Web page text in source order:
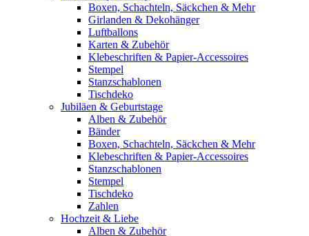
Boxen, Schachteln, Säckchen & Mehr
Girlanden & Dekohänger
Luftballons
Karten & Zubehör
Klebeschriften & Papier-Accessoires
Stempel
Stanzschablonen
Tischdeko
Jubiläen & Geburtstage
Alben & Zubehör
Bänder
Boxen, Schachteln, Säckchen & Mehr
Klebeschriften & Papier-Accessoires
Stanzschablonen
Stempel
Tischdeko
Zahlen
Hochzeit & Liebe
Alben & Zubehör